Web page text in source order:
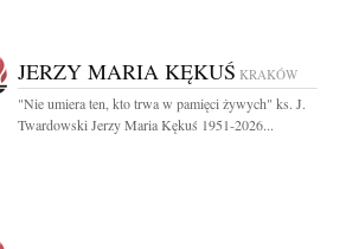
JERZY MARIA KĘKUŚ KRAKÓW
"Nie umiera ten, kto trwa w pamięci żywych" ks. J.
Twardowski Jerzy Maria Kękuś 1951-2026...